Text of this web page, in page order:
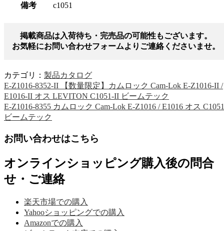
備考
c1051
掲載商品は入荷待ち・完売品の可能性もございます。
お気軽にお問い合わせフォームよりご連絡くださいませ。
カテゴリ： 製品カタログ
E-Z1016-8352-II 【数量限定】カムロック Cam-Lok E-Z1016-II /
E1016-II オス LEVITON C1051-II ビームテック
E-Z1016-8355 カムロック Cam-Lok E-Z1016 / E1016 オス C1051
ビームテック
お問い合わせはこちら
オンラインショッピング購入後の問合
せ・ご連絡
楽天市場での購入
Yahooショッピングでの購入
Amazonでの購入